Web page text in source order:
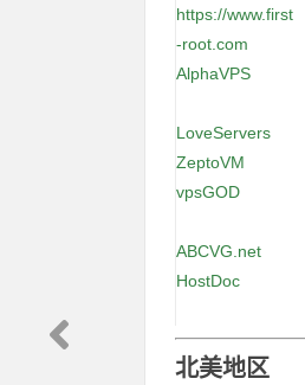
https://www.first
-root.com
AlphaVPS
LoveServers
ZeptoVM
vpsGOD
ABCVG.net
HostDoc
北美地区